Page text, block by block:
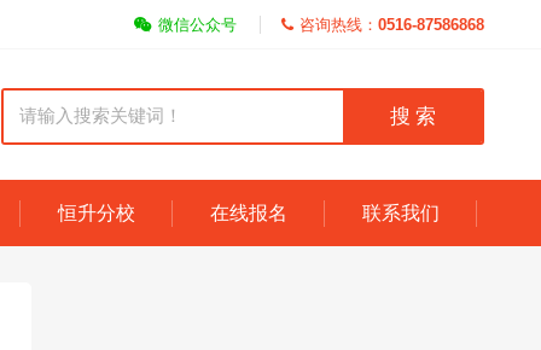
微信公众号 咨询热线： 0516-87586868
搜 索
恒升分校 在线报名 联系我们